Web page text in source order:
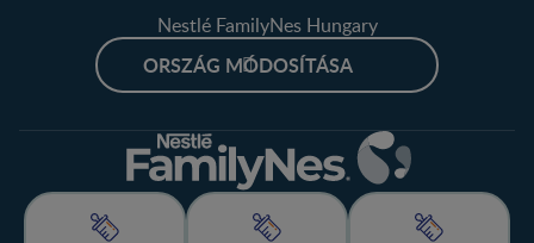
Nestlé FamilyNes Hungary
ORSZÁG MÓDOSÍTÁSA